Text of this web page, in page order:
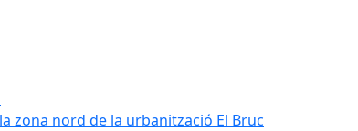
zona nord de la urbanització El Bruc